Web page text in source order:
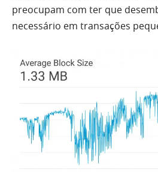
preocupam com ter que
necessário em transações